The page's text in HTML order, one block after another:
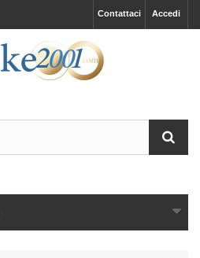
Accedi
Contattaci